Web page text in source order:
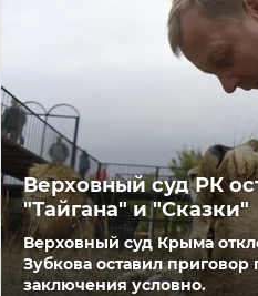
Верховный суд РК
"Тайгана" и "Сказки"
Верховный суд Крыма
Зубкова оставил
заключения условно.